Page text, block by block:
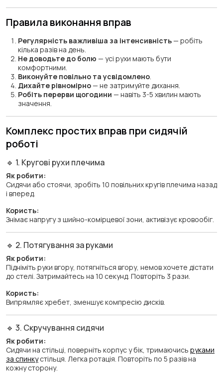
Правила виконання вправ
Регулярність важливіша за інтенсивність— робіть
кілька разів на день.
Не доводьте до болю — усі рухи мають бути
комфортними.
Виконуйте повільно та усвідомлено
Дихайте рівномірно— не затримуйте дихання.
Робіть перерви щогодини — навіть 3-5 хвилин мають
значення.
Комплекс простих вправ при сидячій
роботі
🔹 1. Кругові рухи плечима
Як робити:
Сидячи або стоячи, зробіть 10 повільних кругів плечима назад
і вперед.
Користь:
Знімає напругу з шийно-комірцевої зони, активізує кровообіг.
🔹 2. Потягування за руками
Як робити:
Підніміть руки вгору, потягніться вгору, немов хочете дістати
до стелі. Затримайтесь на 10 секунд. Повторіть 3 рази.
Користь:
Випрямляє хребет, зменшує компресію дисків.
🔹 3. Скручування сидячи
Як робити:
Сидячи на стільці, поверніть корпус у бік, тримаючись руками
за спинкустільця. Легка ротація. Повторіть по 5 разів на
кожну сторону.